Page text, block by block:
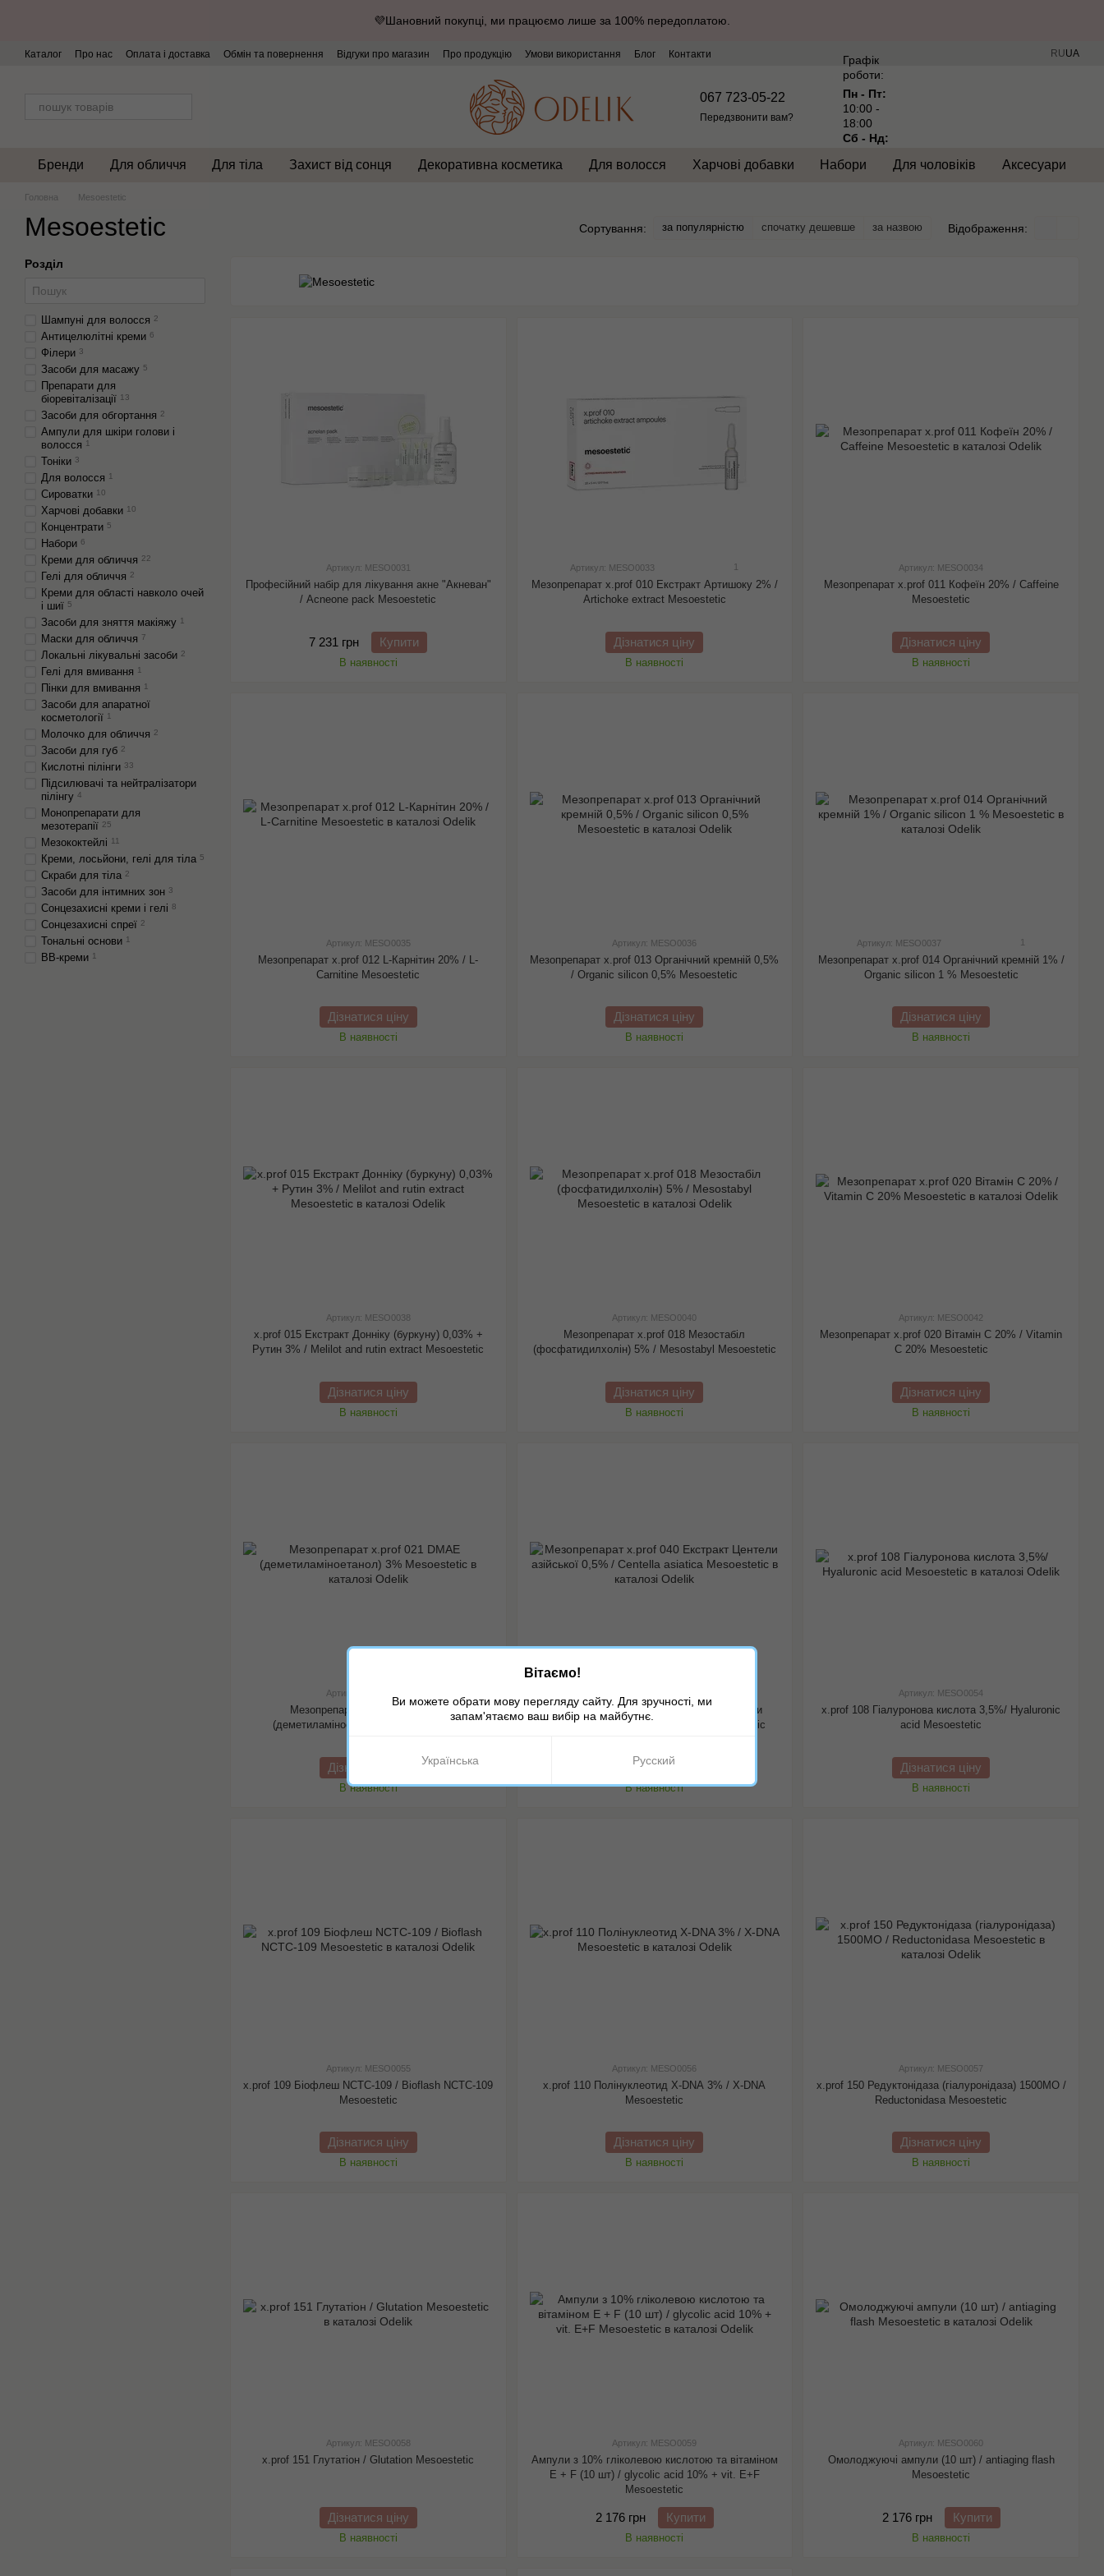
💜Шановний покупці, ми працюємо лише за 100% передоплатою.
Каталог Про нас Оплата і доставка Обмін та повернення Відгуки про магазин Про продукцію Умови використання Блог Контакти RUUA
067 723-05-22
Передзвонити вам?
Графік
роботи:
Пн - Пт:
10:00 -
18:00
Сб - Нд:
Бренди Для обличчя Для тіла Захист від сонця Декоративна косметика Для волосся Харчові добавки Набори Для чоловіків Аксесуари
Головна Mesoestetic
Mesoestetic Сортування: за популярністю спочатку дешевше за назвою Відображення:
Артикул: MESO0031
Професійний набір для лікування акне "Акневан"
/ Аcneone pack Mesoestetic
7 231 грн Купити
В наявності
Артикул: MESO0033
Мезопрепарат x.prof 010 Екстракт Артишоку 2% /
Artichoke extract Mesoestetic
Дізнатися ціну
В наявності
Артикул: MESO0034
Мезопрепарат x.prof 011 Кофеїн 20% / Caffeine
Mesoestetic
Дізнатися ціну
В наявності
Артикул: MESO0035
Мезопрепарат x.prof 012 L-Карнітин 20% / L-
Carnitine Mesoestetic
Дізнатися ціну
В наявності
Артикул: MESO0036
Мезопрепарат x.prof 013 Органічний кремній 0,5%
/ Organic silicon 0,5% Mesoestetic
Дізнатися ціну
В наявності
Артикул: MESO0037 1
Мезопрепарат x.prof 014 Органічний кремній 1% /
Organic silicon 1 % Mesoestetic
Дізнатися ціну
В наявності
Артикул: MESO0038
x.prof 015 Екстракт Донніку (буркуну) 0,03% +
Рутин 3% / Melilоt and rutin extract Mesoestetic
Дізнатися ціну
В наявності
Артикул: MESO0040
Мезопрепарат x.prof 018 Мезостабіл
(фосфатидилхолін) 5% / Mesostabyl Mesoestetic
Дізнатися ціну
В наявності
Артикул: MESO0042
Мезопрепарат x.prof 020 Вітамін С 20% / Vitamin
C 20% Mesoestetic
Дізнатися ціну
В наявності
Артикул: MESO0043
Мезопрепарат x.prof 021 DMAE
(деметиламіноетанол) 3% Mesoestetic
Дізнатися ціну
В наявності
Мезопрепарат x.prof 040 Екстракт Центели
азійської 0,5% / Centella asiatica Mesoestetic
Дізнатися ціну
В наявності
Артикул: MESO0054
x.prof 108 Гіалуронова кислота 3,5%/ Hyaluronic
acid Mesoestetic
Дізнатися ціну
В наявності
Артикул: MESO0055
x.prof 109 Біофлеш NCTC-109 / Bioflash NCTC-109
Mesoestetic
Дізнатися ціну
В наявності
Артикул: MESO0056
x.prof 110 Полінуклеотид X-DNA 3% / X-DNA
Mesoestetic
Дізнатися ціну
В наявності
Артикул: MESO0057
x.prof 150 Редуктонідаза (гіалуронідаза) 1500МО /
Reductonidasa Mesoestetic
Дізнатися ціну
В наявності
Артикул: MESO0058
x.prof 151 Глутатіон / Glutation Mesoestetic
Дізнатися ціну
В наявності
Артикул: MESO0059
Ампули з 10% гліколевою кислотою та вітаміном
E + F (10 шт) / glycolic acid 10% + vit. Е+F
Mesoestetic
2 176 грн Купити
В наявності
Артикул: MESO0060
Омолоджуючі ампули (10 шт) / antiaging flash
Mesoestetic
2 176 грн Купити
В наявності
Розділ
Шампуні для волосся 2
Антицелюлітні креми 6
Філери 3
Засоби для масажу 5
Препарати для
біоревіталізації 13
Засоби для обгортання 2
Ампули для шкіри голови і
волосся 1
Тоніки 3
Для волосся 1
Сироватки 10
Харчові добавки 10
Концентрати 5
Набори 6
Креми для обличчя 22
Гелі для обличчя 2
Креми для області навколо очей
і шиї 5
Засоби для зняття макіяжу 1
Маски для обличчя 7
Локальні лікувальні засоби 2
Гелі для вмивання 1
Пінки для вмивання 1
Засоби для апаратної
косметології 1
Молочко для обличчя 2
Засоби для губ 2
Кислотні пілінги 33
Підсилювачі та нейтралізатори
пілінгу 4
Монопрепарати для
мезотерапії 25
Мезококтейлі 11
Креми, лосьйони, гелі для тіла 5
Скраби для тіла 2
Засоби для інтимних зон 3
Сонцезахисні креми і гелі 8
Сонцезахисні спреї 2
Тональні основи 1
BB-креми 1
Вітаємо!
Ви можете обрати мову перегляду сайту. Для зручності, ми
запам'ятаємо ваш вибір на майбутнє.
Українська Русский